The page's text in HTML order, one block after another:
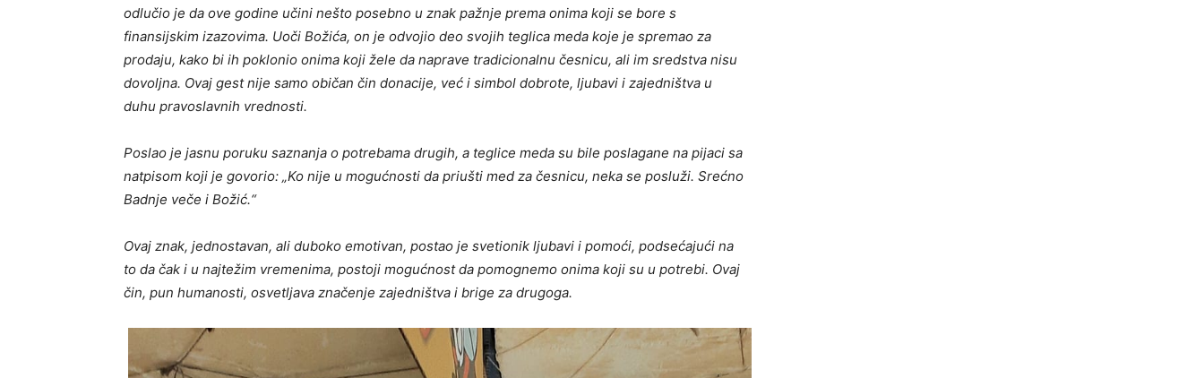
odlučio je da ove godine učini nešto posebno u znak pažnje prema onima koji se bore s
finansijskim izazovima. Uoči Božića, on je odvojio deo svojih teglica meda koje je spremao za
prodaju, kako bi ih poklonio onima koji žele da naprave tradicionalnu česnicu, ali im sredstva nisu
dovoljna. Ovaj gest nije samo običan čin donacije, već i simbol dobrote, ljubavi i zajedništva u
duhu pravoslavnih vrednosti.
Poslao je jasnu poruku saznanja o potrebama drugih, a teglice meda su bile poslagane na pijaci sa
natpisom koji je govorio: „Ko nije u mogućnosti da priušti med za česnicu, neka se posluži. Srećno
Badnje veče i Božić.“
Ovaj znak, jednostavan, ali duboko emotivan, postao je svetionik ljubavi i pomoći, podsećajući na
to da čak i u najtežim vremenima, postoji mogućnost da pomognemo onima koji su u potrebi. Ovaj
čin, pun humanosti, osvetljava značenje zajedništva i brige za drugoga.